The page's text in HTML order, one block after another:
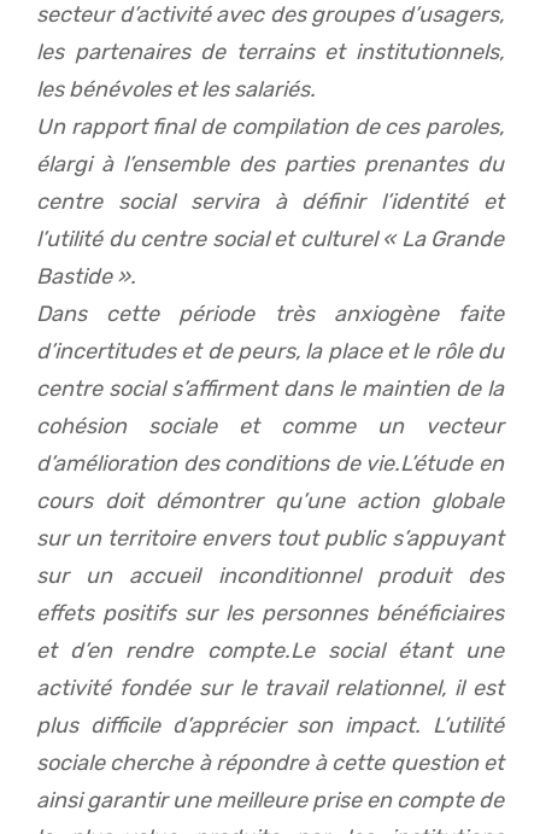
secteur d’activité avec des groupes d’usagers,
les partenaires de terrains et institutionnels,
les bénévoles et les salariés.
Un rapport final de compilation de ces paroles,
élargi à l’ensemble des parties prenantes du
centre social servira à définir l’identité et
l’utilité du centre social et culturel « La Grande
Bastide ».
Dans cette période très anxiogène faite
d’incertitudes et de peurs, la place et le rôle du
centre social s’affirment dans le maintien de la
cohésion sociale et comme un vecteur
d’amélioration des conditions de vie.L’étude en
cours doit démontrer qu’une action globale
sur un territoire envers tout public s’appuyant
sur un accueil inconditionnel produit des
effets positifs sur les personnes bénéficiaires
et d’en rendre compte.Le social étant une
activité fondée sur le travail relationnel, il est
plus difficile d’apprécier son impact. L’utilité
sociale cherche à répondre à cette question et
ainsi garantir une meilleure prise en compte de